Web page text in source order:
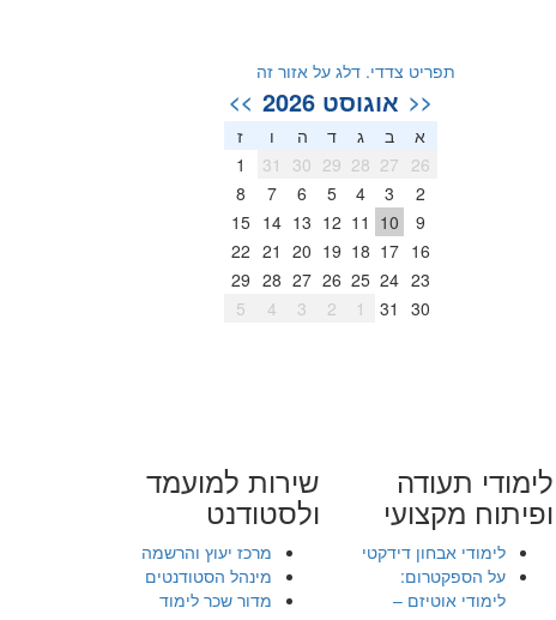
תפריט צדדי. דלג על אזור זה
<< אוגוסט 2026 >>
א ב ג ד ה ו
ז
26
27
28
29
30
31
1
2
3
4
5
6
7
8
9
10
11
12
13
14
15
16
17
18
19
20
21
22
23
24
25
26
27
28
29
30
31
1
2
3
4
5
לימודי תעודה
ופיתוח מקצועי
לימודי אבחון דידקטי
על הספקטרום:
לימודי אוטיזם –
שירות למועמד
ולסטודנט
מרכז יעוץ והרשמה
מינהל הסטודנטים
מדור שכר לימוד